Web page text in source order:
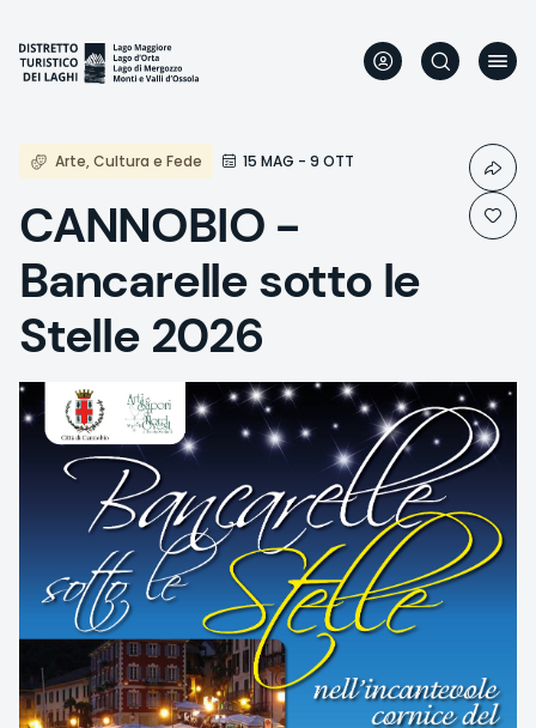
Inhalt
Arte, Cultura e Fede 15 MAG - 9 OTT
CANNOBIO -
Bancarelle sotto le
Stelle 2026